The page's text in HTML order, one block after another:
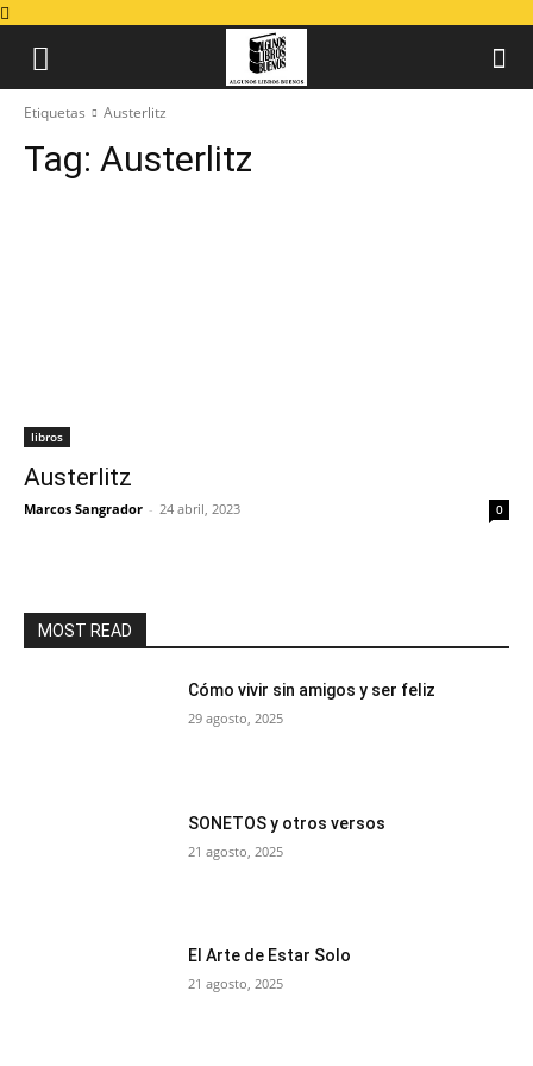
Etiquetas Austerlitz
Tag: Austerlitz
libros
Austerlitz
Marcos Sangrador - 24 abril, 2023 0
MOST READ
Cómo vivir sin amigos y ser feliz
29 agosto, 2025
SONETOS y otros versos
21 agosto, 2025
El Arte de Estar Solo
21 agosto, 2025